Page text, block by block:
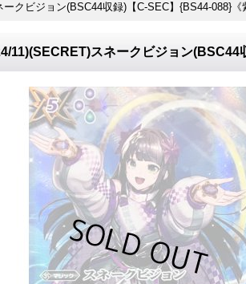
クビジョン(BSC44収録)【C-SEC】{BS44-088}《
11)(SECRET)スネークビジョン(BSC44